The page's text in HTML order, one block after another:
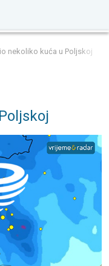
nekoliko kuća u Poljskoj